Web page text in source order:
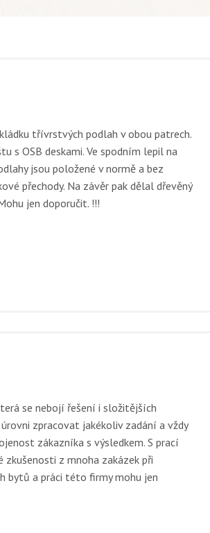
třívrstvých podlah v obou patrech.
s OSB deskami. Ve spodním lepil na
jsou položené v normě a bez
přechody. Na závěr pak dělal dřevěný
jen doporučit. !!!
se nebojí řešení i složitějších
zpracovat jakékoliv zadání a vždy
zákazníka s výsledkem. S prací
z mnoha zakázek při
bytů a práci této firmy mohu jen